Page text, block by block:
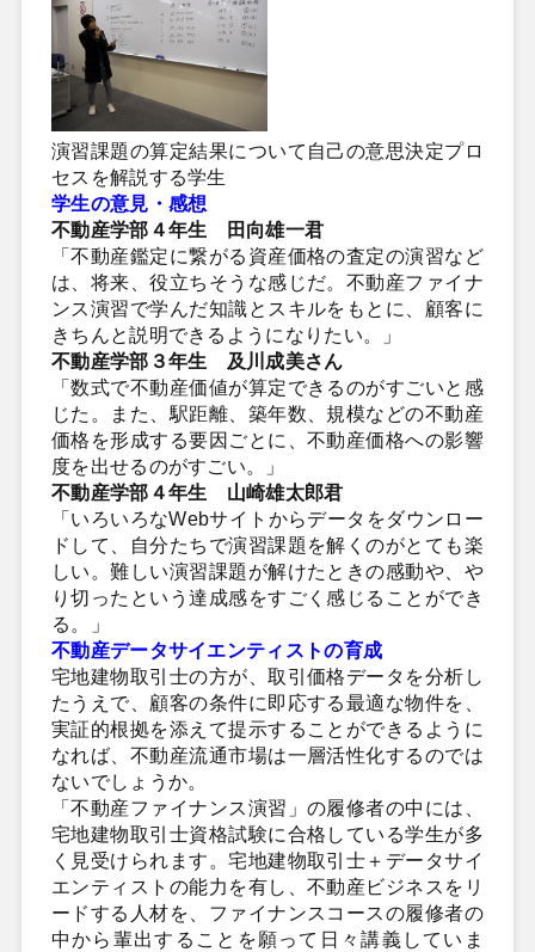
演習課題の算定結果について自己の意思決定プロ
セスを解説する学生
学生の意見・感想
不動産学部４年生 田向雄一君
「不動産鑑定に繋がる資産価格の査定の演習など
は、将来、役立ちそうな感じだ。不動産ファイナ
ンス演習で学んだ知識とスキルをもとに、顧客に
きちんと説明できるようになりたい。」
不動産学部３年生 及川成美さん
「数式で不動産価値が算定できるのがすごいと感
じた。また、駅距離、築年数、規模などの不動産
価格を形成する要因ごとに、不動産価格への影響
度を出せるのがすごい。」
不動産学部４年生 山崎雄太郎君
「いろいろなWebサイトからデータをダウンロー
ドして、自分たちで演習課題を解くのがとても楽
しい。難しい演習課題が解けたときの感動や、や
り切ったという達成感をすごく感じることができ
る。」
不動産データサイエンティストの育成
宅地建物取引士の方が、取引価格データを分析し
たうえで、顧客の条件に即応する最適な物件を、
実証的根拠を添えて提示することができるように
なれば、不動産流通市場は一層活性化するのでは
ないでしょうか。
「不動産ファイナンス演習」の履修者の中には、
宅地建物取引士資格試験に合格している学生が多
く見受けられます。宅地建物取引士＋データサイ
エンティストの能力を有し、不動産ビジネスをリ
ードする人材を、ファイナンスコースの履修者の
中から輩出することを願って日々講義していま